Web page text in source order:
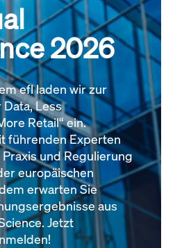
2026
efl laden wir zur
Less
Retail“ ein.
führenden Experten
und Regulierung
europäischen
erwarten Sie
aus
Jetzt